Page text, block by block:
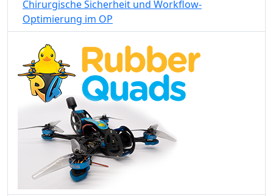
Chirurgische Sicherheit und Workflow-
Optimierung im OP